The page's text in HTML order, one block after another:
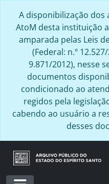
A disponibilização dos
AtoM desta instituição
amparada pelas Leis
(Federal: n.º
9.871/2012), nesse
documentos
condicionado ao
regidos pela
cabendo ao usuário a
desses